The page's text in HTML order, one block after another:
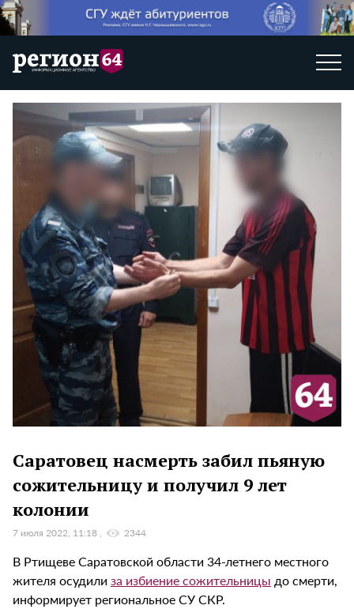
Саратовец насмерть забил пьяную
сожительницу и получил 9 лет
колонии
7 июля 2022, 11:18 2344
В Ртищеве Саратовской области 34-летнего местного
жителя осудили за избиение сожительницы до смерти,
информирует региональное СУ СКР.